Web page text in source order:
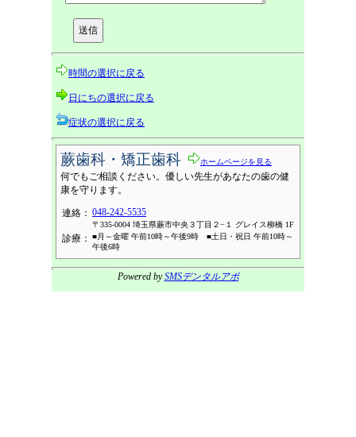
時間の選択に戻る
日にちの選択に戻る
症状の選択に戻る
蕨歯科・矯正歯科 ホームページを見る
何でもご相談ください。優しい先生があなたの歯の健
康を守ります。
連絡： 048-242-5535
〒335-0004 埼玉県蕨市中央３丁目２−１ グレイス柳橋 1F
診療：
■月～金曜 午前10時～午後9時 ■土日・祝日 午前10時～
午後6時
Powered bySMSデンタルアポ